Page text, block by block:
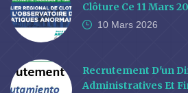
Clôture Ce 11 Mars
10 Mars 2026
Recrutement D'un
Administratives Et